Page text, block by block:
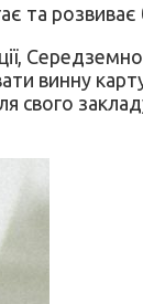
та
винну
свого